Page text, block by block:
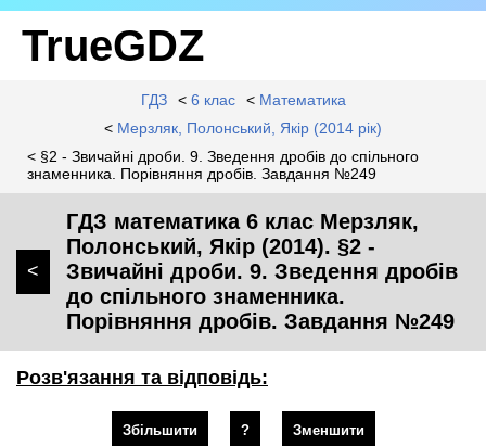
TrueGDZ
ГДЗ < 6 клас < Математика
< Мерзляк, Полонський, Якір (2014 рік)
< §2 - Звичайні дроби. 9. Зведення дробів до спільного
знаменника. Порівняння дробів. Завдання №249
<
ГДЗ математика 6 клас Мерзляк,
Полонський, Якір (2014). §2 -
Звичайні дроби. 9. Зведення дробів
до спільного знаменника.
Порівняння дробів. Завдання №249
Розв'язання та відповідь:
Збільшити ? Зменшити